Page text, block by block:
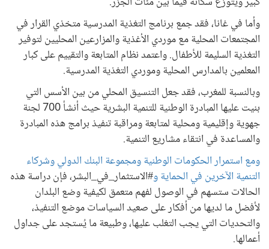
وأما في غانا، فقد جمع برنامج التغذية المدرسية متخذي القرار في
المجتمعات المحلية مع موردي الأغذية والمزارعين المحليين لتوفير
التغذية السليمة للأطفال. واعتمد نظام المتابعة والتقييم على كبار
المعلمين بالمدارس المحلية وموردي التغذية المدرسية.
وبالنسبة للمغرب، فقد جعل التنسيق المحلي من بين الأسس التي
بنيت عليها المبادرة الوطنية للتنمية البشرية حيث أنشأ 700 لجنة
جهوية وإقليمية ومحلية لمتابعة ومراقبة تنفيذ برامج هذه المبادرة
والمساعدة في انتقاء مشاريع التنمية.
ومع استمرار الحكومات الوطنية ومجموعة البنك الدولي وشركاء
التنمية الآخرين في الحماية و#الاستثمار_في_البشر، فإن دراسة هذه
الحالات ستسهم في الوصول لفهم متعمق لكيفية وضع البلدان
لأفضل ما لديها من أفكار على صعيد السياسات موضع التنفيذ،
والتحديات التي يجب التغلب عليها، وطبيعة ما يُستجد على جداول
أعمالها.